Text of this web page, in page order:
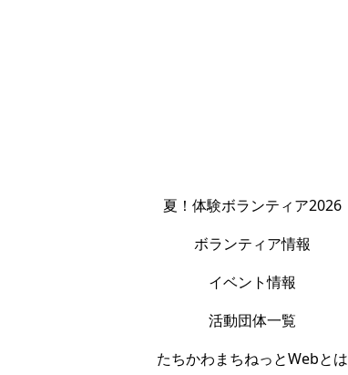
夏！体験ボランティア2026
ボランティア情報
イベント情報
活動団体一覧
たちかわまちねっとWebとは